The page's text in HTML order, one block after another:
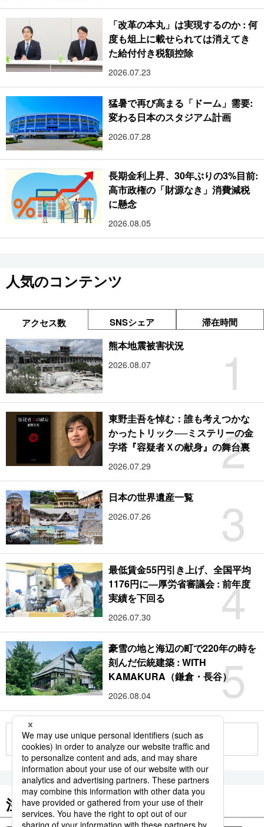
「改革の本丸」は実現するのか : 何
度も俎上に載せられては消えてき
た給付付き税額控除
2026.07.23
猛暑で再び高まる「ドーム」需要:
変わる日本のスタジアム計画
2026.07.28
長期金利上昇、30年ぶりの3%目前:
高市政権の「財源なき」消費減税
に懸念
2026.08.05
人気のコンテンツ
アクセス数 SNSシェア 滞在時間
1
熊本地震被害状況
2026.08.07
2
東野圭吾を悼む：誰も考えつかな
かったトリック──ミステリーの金
字塔『容疑者Ｘの献身』の舞台裏
2026.07.29
3
日本の世界遺産一覧
2026.07.26
4
最低賃金55円引き上げ、全国平均
1176円に―厚労省審議会 : 前年度
実績を下回る
2026.07.30
5
豪雪の地と海辺の町で220年の時を
刻んだ伝統建築 : WITH
KAMAKURA（鎌倉・長谷）
2026.08.04
もっと見る
注目のキーワード